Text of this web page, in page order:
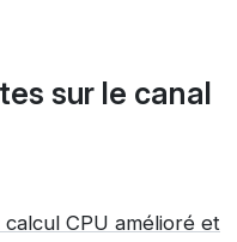
sur le canal
calcul CPU amélioré et